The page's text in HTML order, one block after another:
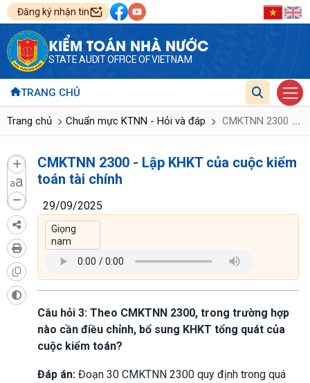
Đăng ký nhận tin
KIỂM TOÁN NHÀ NƯỚC
STATE AUDIT OFFICE OF VIETNAM
TRANG CHỦ
Trang chủ Chuẩn mực KTNN - Hỏi và đáp CMKTNN 2300 -...
aa
CMKTNN 2300 - Lập KHKT của cuộc kiểm
toán tài chính
29/09/2025
Câu hỏi 3: Theo CMKTNN 2300, trong trường hợp
nào cần điều chỉnh, bổ sung KHKT tổng quát của
cuộc kiểm toán?
Đáp án: Đoạn 30 CMKTNN 2300 quy định trong quá